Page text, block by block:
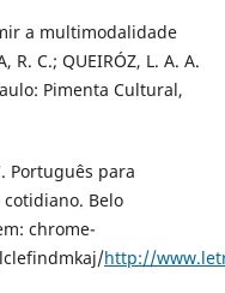
a multimodalidade
C.; QUEIRÓZ, L. A. A.
Pimenta Cultural,
Português para
Belo
chrome-
http://